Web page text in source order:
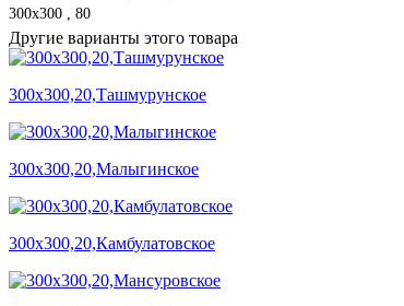
300х300 , 80
Другие варианты этого товара
300х300,20,Ташмурунское
300х300,20,Малыгинское
300х300,20,Камбулатовское